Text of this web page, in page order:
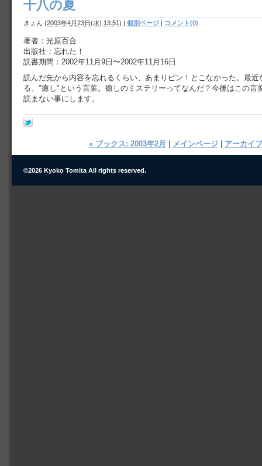
十八の夏
きょん (2003年4月23日(水) 13:51) 個別ページ コメント(0)
著者：光原百合
出版社：忘れた！
読書期間：2002年11月9日〜2002年11月16日
読んだ先から内容を忘れるくらい、あまりピン！とこなかった。最近
る、"癒し"という言葉。癒しのミステリーってなんだ？今後はこの言
読まない事にします。
« ブックス: 2003年2月 メインページ| アーカイブ
©2026 Kyoko Tomita All rights reserved.